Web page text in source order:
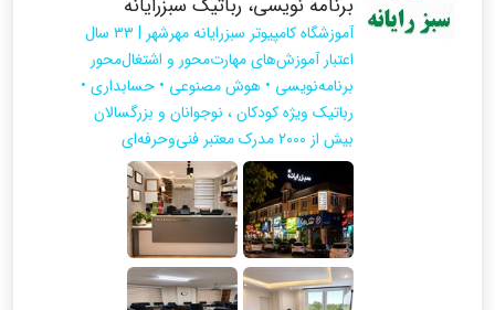
برنامه نویسی، رباتیک سبزرایانه
آموزشگاه کامپیوتر سبزرایانه مهرشهر | ۳۳ سال
اعتبار آموزش‌های مهارت‌محور و اشتغال‌محور
برنامه‌نویسی • هوش مصنوعی • حسابداری •
رباتیک ویژه کودکان ، نوجوانان و بزرگسالان
بیش از ۲۰۰۰ مدرک معتبر فنی‌وحرفه‌ای